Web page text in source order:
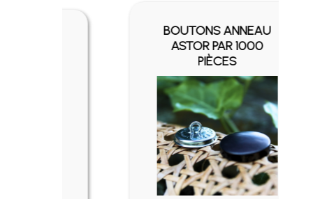
BOUTONS ANNEAU
ASTOR PAR 1000
PIÈCES